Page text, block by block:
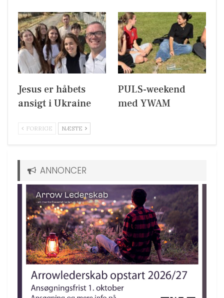
Jesus er håbets
ansigt i Ukraine
PULS-weekend
med YWAM
FORRIGE NÆSTE
ANNONCER